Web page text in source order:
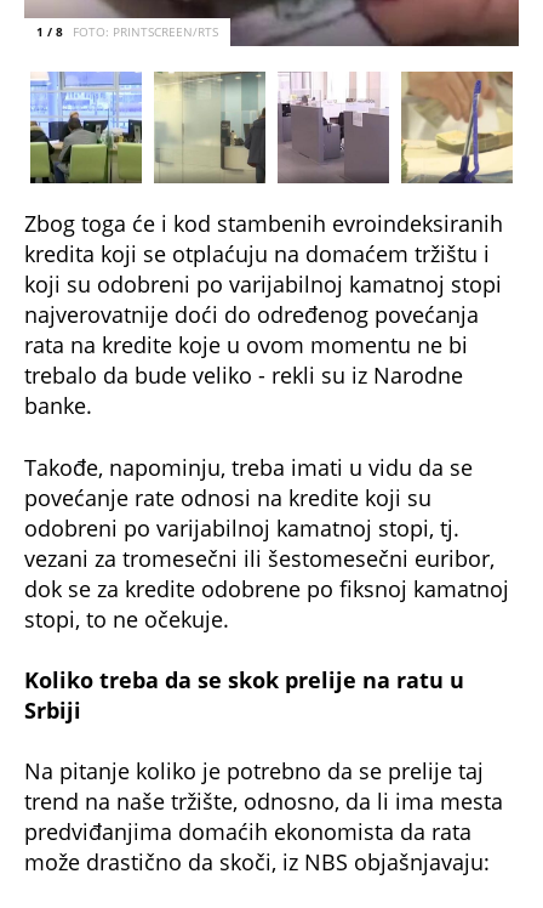
1 / 8 FOTO: PRINTSCREEN/RTS
Zbog toga će i kod stambenih evroindeksiranih
kredita koji se otplaćuju na domaćem tržištu i
koji su odobreni po varijabilnoj kamatnoj stopi
najverovatnije doći do određenog povećanja
rata na kredite koje u ovom momentu ne bi
trebalo da bude veliko - rekli su iz Narodne
banke.
Takođe, napominju, treba imati u vidu da se
povećanje rate odnosi na kredite koji su
odobreni po varijabilnoj kamatnoj stopi, tj.
vezani za tromesečni ili šestomesečni euribor,
dok se za kredite odobrene po fiksnoj kamatnoj
stopi, to ne očekuje.
Koliko treba da se skok prelije na ratu u
Srbiji
Na pitanje koliko je potrebno da se prelije taj
trend na naše tržište, odnosno, da li ima mesta
predviđanjima domaćih ekonomista da rata
može drastično da skoči, iz NBS objašnjavaju: